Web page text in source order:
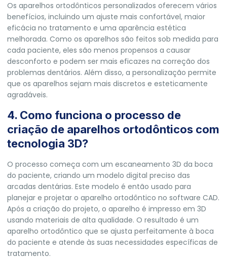
Os aparelhos ortodônticos personalizados oferecem vários
benefícios, incluindo um ajuste mais confortável, maior
eficácia no tratamento e uma aparência estética
melhorada. Como os aparelhos são feitos sob medida para
cada paciente, eles são menos propensos a causar
desconforto e podem ser mais eficazes na correção dos
problemas dentários. Além disso, a personalização permite
que os aparelhos sejam mais discretos e esteticamente
agradáveis.
4. Como funciona o processo de
criação de aparelhos ortodônticos com
tecnologia 3D?
O processo começa com um escaneamento 3D da boca
do paciente, criando um modelo digital preciso das
arcadas dentárias. Este modelo é então usado para
planejar e projetar o aparelho ortodôntico no software CAD.
Após a criação do projeto, o aparelho é impresso em 3D
usando materiais de alta qualidade. O resultado é um
aparelho ortodôntico que se ajusta perfeitamente à boca
do paciente e atende às suas necessidades específicas de
tratamento.